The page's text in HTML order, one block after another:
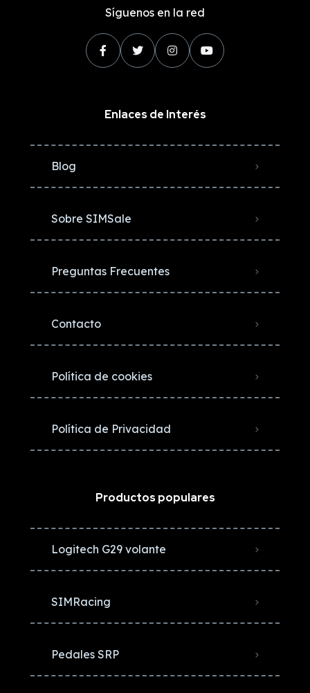
Síguenos en la red
Enlaces de Interés
Blog
Sobre SIMSale
Preguntas Frecuentes
Contacto
Política de cookies
Política de Privacidad
Productos populares
Logitech G29 volante
SIMRacing
Pedales SRP